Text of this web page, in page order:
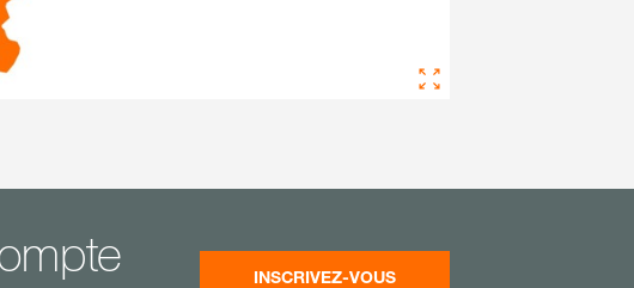
INSCRIVEZ-VOUS